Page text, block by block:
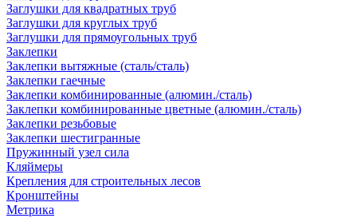
Заглушки для квадратных труб
Заглушки для круглых труб
Заглушки для прямоугольных труб
Заклепки
Заклепки вытяжные (сталь/сталь)
Заклепки гаечные
Заклепки комбинированные (алюмин./сталь)
Заклепки комбинированные цветные (алюмин./сталь)
Заклепки резьбовые
Заклепки шестигранные
Пружинный узел сила
Кляймеры
Крепления для строительных лесов
Кронштейны
Метрика